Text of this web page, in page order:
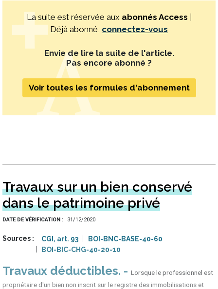
La suite est réservée aux abonnés Access
Déjà abonné, connectez-vous
Envie de lire la suite de l'article.
Pas encore abonné ?
Voir toutes les formules d'abonnement
Travaux sur un bien conservé
dans le patrimoine privé
DATE DE VÉRIFICATION 31/12/2020
Sources CGI, art. 93
BOI-BNC-BASE-40-60
BOI-BIC-CHG-40-20-10
Travaux déductibles
Lorsque le professionnel est
propriétaire d'un bien non inscrit sur le registre des immobilisations et